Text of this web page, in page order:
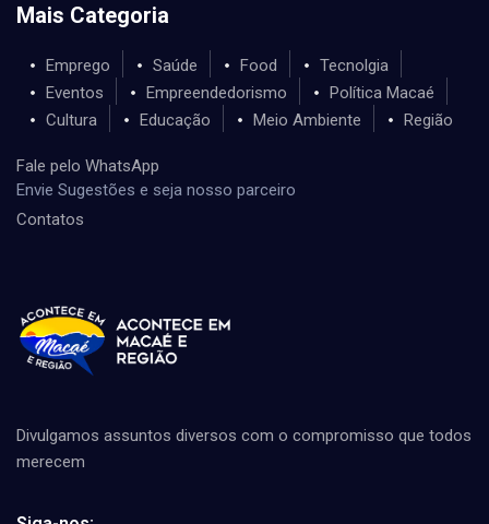
Mais Categoria
Emprego Saúde Food
Tecnolgia
Eventos
Empreendedorismo
Política Macaé
Cultura
Educação Meio Ambiente Região
Fale pelo WhatsApp
Envie Sugestões e seja nosso parceiro
Contatos
Divulgamos assuntos diversos com o compromisso que todos
merecem